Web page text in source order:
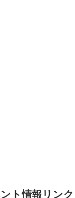
ト情報リンク